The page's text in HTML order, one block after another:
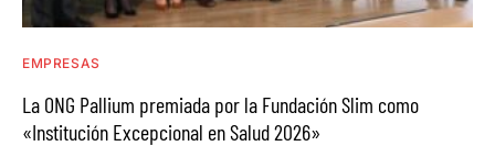
EMPRESAS
La ONG Pallium premiada por la Fundación Slim como
«Institución Excepcional en Salud 2026»